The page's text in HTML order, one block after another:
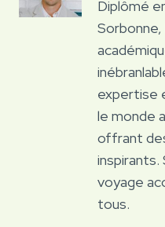
Diplômé
expertise
le monde
offrant
inspirants.
voyage
tous.